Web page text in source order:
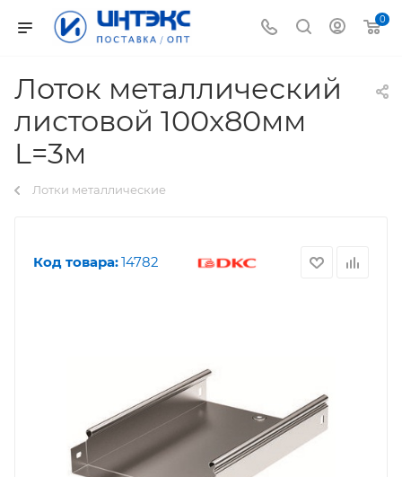
0
Лоток металлический
листовой 100x80мм
L=3м
Лотки металлические
Код товара:14782